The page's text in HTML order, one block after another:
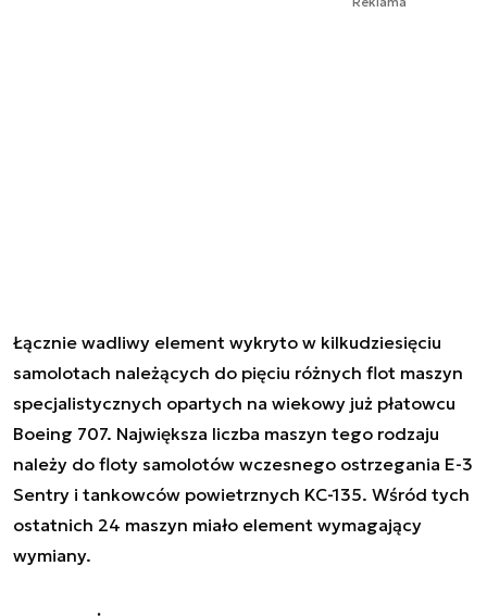
Łącznie wadliwy element wykryto w kilkudziesięciu
samolotach należących do pięciu różnych flot maszyn
specjalistycznych opartych na wiekowy już płatowcu
Boeing 707. Największa liczba maszyn tego rodzaju
należy do floty samolotów wczesnego ostrzegania E-3
Sentry i tankowców powietrznych KC-135. Wśród tych
ostatnich 24 maszyn miało element wymagający
wymiany.